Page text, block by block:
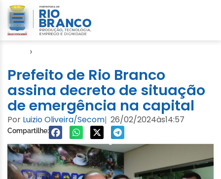
›
Prefeito de Rio Branco
assina decreto de situação
de emergência na capital
Por Luizio Oliveira/Secom| 26/02/2024às14:57
Compartilhe: